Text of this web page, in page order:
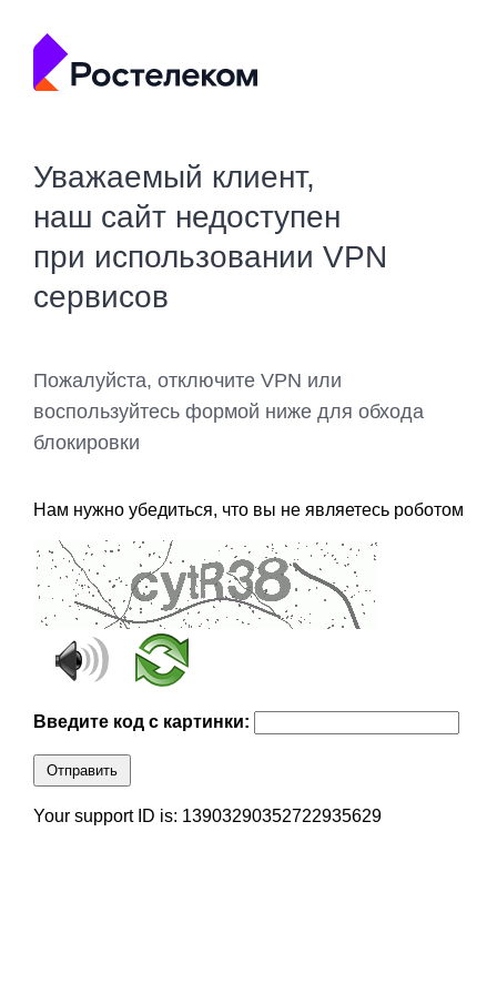
Уважаемый клиент,
наш сайт недоступен
при использовании VPN
сервисов
Пожалуйста, отключите VPN или
воспользуйтесь формой ниже для обхода
блокировки
Нам нужно убедиться, что вы не являетесь роботом
Введите код с картинки:
Отправить
Your support ID is: 13903290352722935629